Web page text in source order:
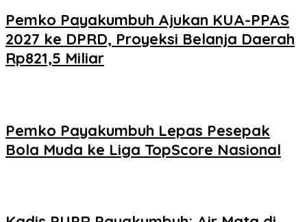
Pemko Payakumbuh Ajukan KUA-PPAS
2027 ke DPRD, Proyeksi Belanja Daerah
Rp821,5 Miliar
Pemko Payakumbuh Lepas Pesepak
Bola Muda ke Liga TopScore Nasional